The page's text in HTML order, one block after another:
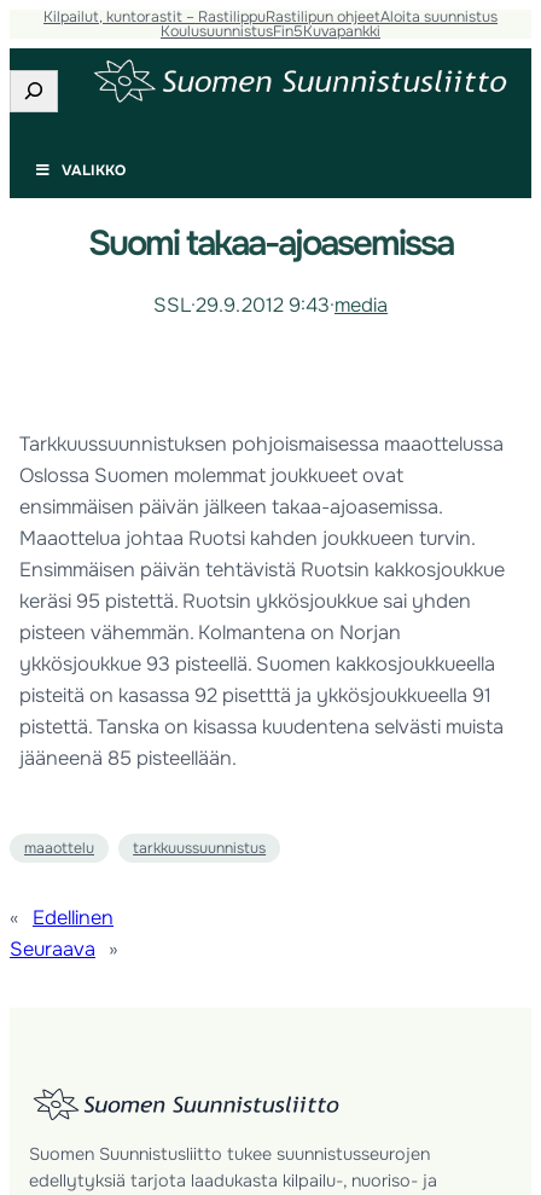
Kilpailut, kuntorastit – RastilippuRastilipun ohjeetAloita suunnistus
KoulusuunnistusFin5Kuvapankki
Etsi
VALIKKO
Suomi takaa-ajoasemissa
SSL·29.9.2012 9:43·media
Tarkkuussuunnistuksen pohjoismaisessa maaottelussa
Oslossa Suomen molemmat joukkueet ovat
ensimmäisen päivän jälkeen takaa-ajoasemissa.
Maaottelua johtaa Ruotsi kahden joukkueen turvin.
Ensimmäisen päivän tehtävistä Ruotsin kakkosjoukkue
keräsi 95 pistettä. Ruotsin ykkösjoukkue sai yhden
pisteen vähemmän. Kolmantena on Norjan
ykkösjoukkue 93 pisteellä. Suomen kakkosjoukkueella
pisteitä on kasassa 92 pisetttä ja ykkösjoukkueella 91
pistettä. Tanska on kisassa kuudentena selvästi muista
jääneenä 85 pisteellään.
maaottelu tarkkuussuunnistus
«
Edellinen
Seuraava
»
Suomen Suunnistusliitto tukee suunnistusseurojen
edellytyksiä tarjota laadukasta kilpailu-, nuoriso- ja